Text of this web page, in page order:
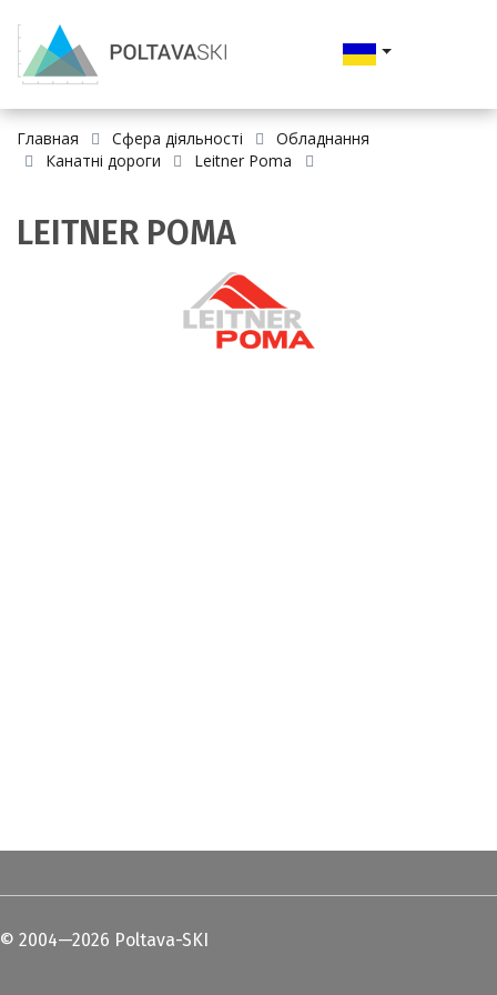
Главная Сфера діяльності
Обладнання
Канатні дороги
Leitner Poma
LEITNER POMA
© 2004—2026 Poltava-SKI